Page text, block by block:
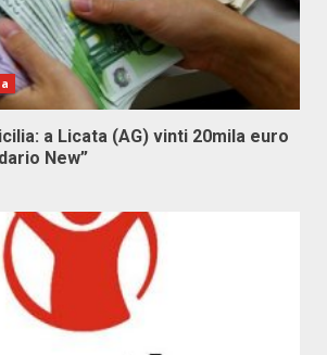
a Licata (AG) vinti 20mila euro
New”